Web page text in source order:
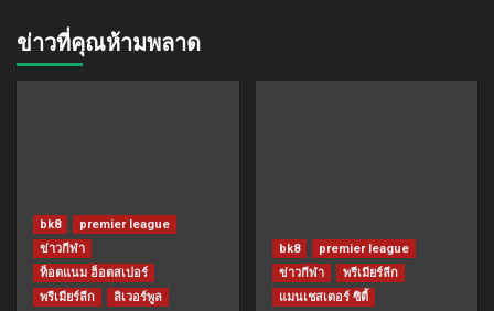
ข่าวที่คุณห้ามพลาด
bk8
premier league
ข่าวกีฬา
ท็อตแนม ฮ็อตสเปอร์
พรีเมียร์ลีก
ลิเวอร์พูล
bk8
premier league
ข่าวกีฬา
พรีเมียร์ลีก
แมนเชสเตอร์ ซิตี้